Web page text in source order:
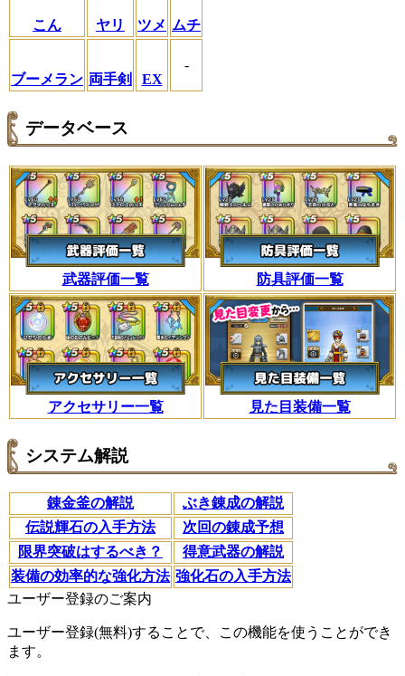
こん ヤリ ツメ ムチ
ブーメラン 両手剣 EX
-
データベース
武器評価一覧 防具評価一覧
アクセサリー一覧 見た目装備一覧
システム解説
錬金釜の解説
ぶき錬成の解説
伝説輝石の入手方法
次回の錬成予想
限界突破はするべき？
得意武器の解説
装備の効率的な強化方法 強化石の入手方法
ユーザー登録のご案内
ユーザー登録(無料)することで、この機能を使うことができ
ます。